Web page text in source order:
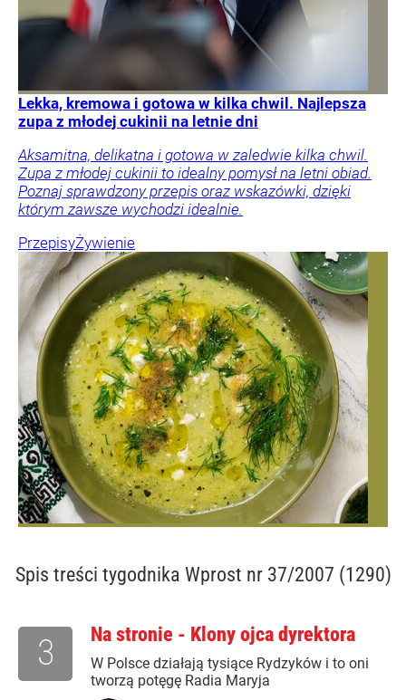
Lekka, kremowa i gotowa w kilka chwil. Najlepsza
zupa z młodej cukinii na letnie dni
Aksamitna, delikatna i gotowa w zaledwie kilka chwil.
Zupa z młodej cukinii to idealny pomysł na letni obiad.
Poznaj sprawdzony przepis oraz wskazówki, dzięki
którym zawsze wychodzi idealnie.
PrzepisyŻywienie
Spis treści tygodnika Wprost nr 37/2007 (1290)
Na stronie - Klony ojca dyrektora
W Polsce działają tysiące Rydzyków i to oni
tworzą potęgę Radia Maryja
3